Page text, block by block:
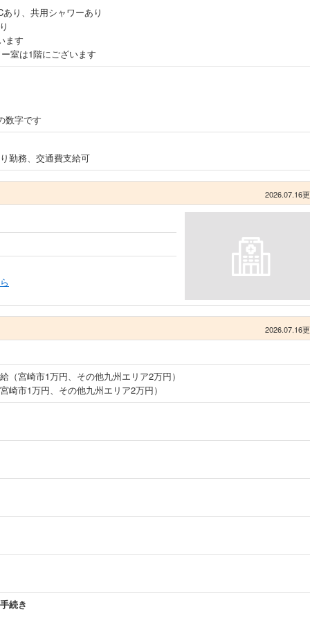
り、共用シャワーあり
ます
室は1階にございます
数字です
勤務、交通費支給可
2026.07.16
2026.07.16
（宮崎市1万円、その他九州エリア2万円）
崎市1万円、その他九州エリア2万円）
続き